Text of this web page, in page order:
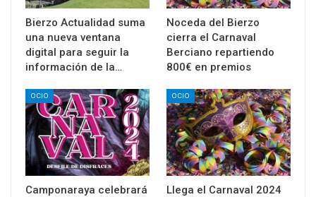
Bierzo Actualidad suma
una nueva ventana
digital para seguir la
información de la…
Noceda del Bierzo
cierra el Carnaval
Berciano repartiendo
800€ en premios
OCIO
Camponaraya celebrará
OCIO
Llega el Carnaval 2024